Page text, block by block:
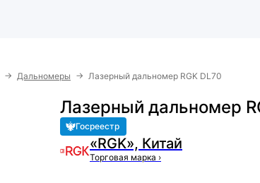
→ Дальномеры → Лазерный дальномер RGK DL70
Лазерный дальномер
Госреестр
«RGK», Китай
Торговая марка ›